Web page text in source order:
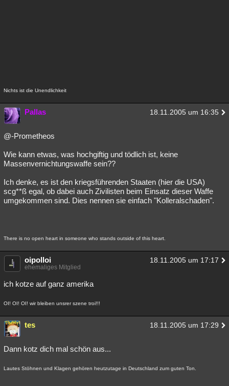
Nichts ist die Unendlichkeit
Pallas 18.11.2005 um 16:35
@-Prometheos
Wie kann etwas, was hochgiftig und tödlich ist, keine
Massenvernichtungswaffe sein??
Ich denke, es ist den kriegsführenden Staaten (hier die USA)
scg**ß egal, ob dabei auch Zivilisten beim Einsatz dieser Waffe
umgekommen sind. Dies nennen sie einfach "Kolleralschaden".
There is no open heart in someone who stands outside of this heart.
oipolloi 18.11.2005 um 17:17
ehemaliges Mitglied
ich kotze auf ganz amerika
OI! OI! OI! wir bleiben unsrer szene troi!!!
tes 18.11.2005 um 17:29
Dann kotz dich mal schön aus...
Lautes Stöhnen und Klagen gehören heutzutage in Deutschland zum guten Ton.